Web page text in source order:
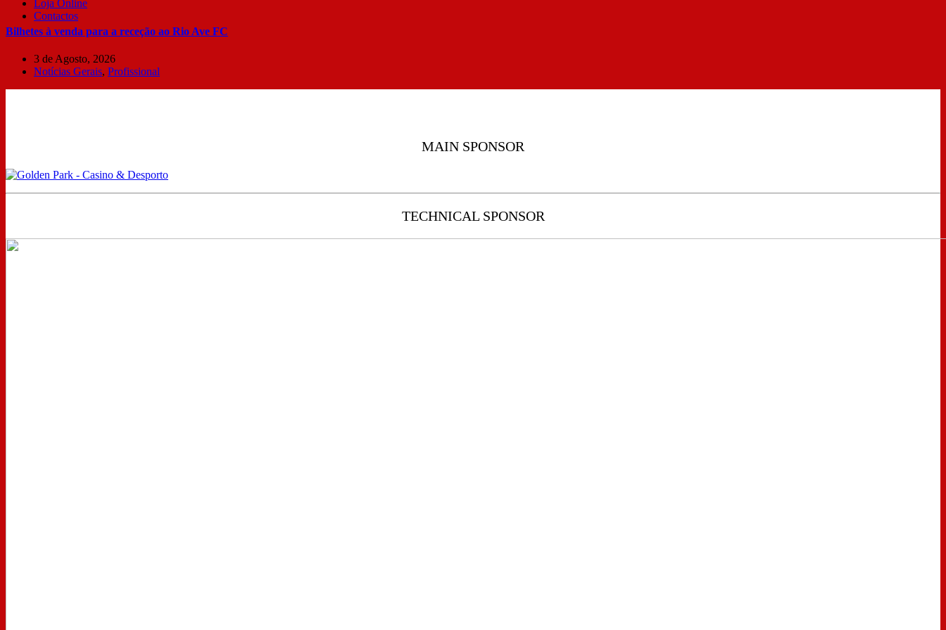
Loja Online
Contactos
Bilhetes à venda para a receção ao Rio Ave FC
3 de Agosto, 2026
Notícias Gerais, Profissional
MAIN SPONSOR
TECHNICAL SPONSOR